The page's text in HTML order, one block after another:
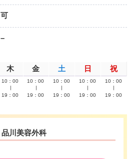
可
–
木 金 土 日 祝
10：00
19：00
10：00
19：00
10：00
19：00
10：00
19：00
10：00
19：00
品川美容外科